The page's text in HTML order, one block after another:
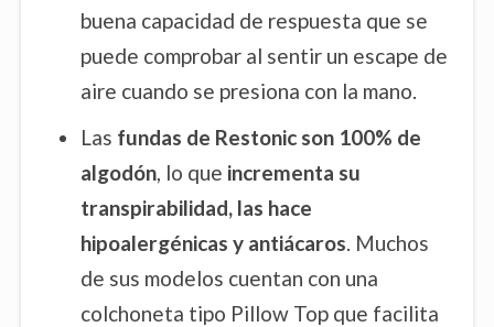
buena capacidad de respuesta que se
puede comprobar al sentir un escape de
aire cuando se presiona con la mano.
Las fundas de Restonic son 100% de
algodón , lo que incrementa su
transpirabilidad, las hace
hipoalergénicas y antiácaros . Muchos
de sus modelos cuentan con una
colchoneta tipo Pillow Top que facilita